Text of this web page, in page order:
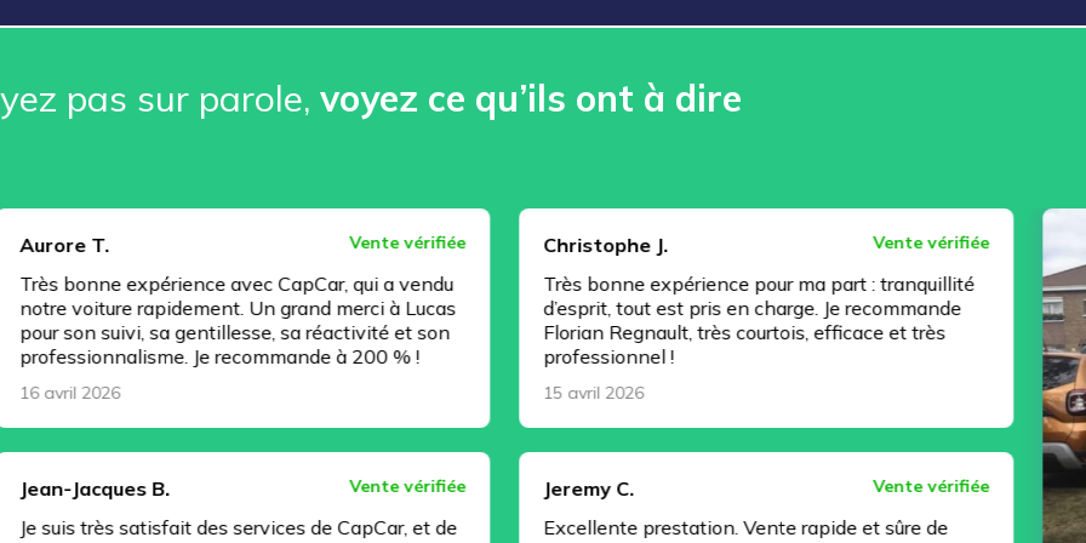
pas sur parole, voyez ce qu’ils ont à dire
Vente vérifiée
expérience avec CapCar, qui a vendu
rapidement. Un grand merci à Lucas
sa gentillesse, sa réactivité et son
Je recommande à 200 % !
B. Vente vérifiée
satisfait des services de CapCar, et de
Christophe J. Vente vérifiée
Très bonne expérience pour ma part : tranquillité
d’esprit, tout est pris en charge. Je recommande
Florian Regnault, très courtois, efficace et très
professionnel !
Jeremy C. Vente vérifiée
Excellente prestation. Vente rapide et sûre de